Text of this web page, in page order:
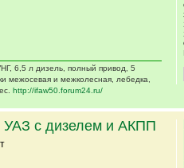
6,5 л дизель, полный привод, 5
межосевая и межколесная, лебедка,
http://ifaw50.forum24.ru/
УАЗ с дизелем и АКПП